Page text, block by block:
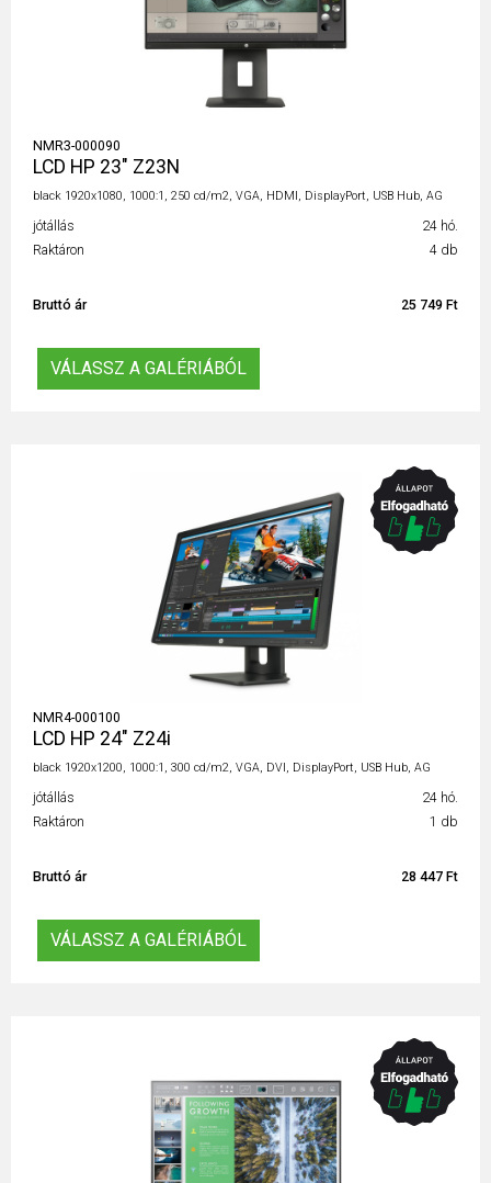
NMR3-000090
LCD HP 23" Z23N
black 1920x1080, 1000:1, 250 cd/m2, VGA, HDMI, DisplayPort, USB Hub, AG
jótállás
24 hó.
Raktáron
4 db
Bruttó ár 25 749 Ft
VÁLASSZ A GALÉRIÁBÓL
NMR4-000100
LCD HP 24" Z24i
black 1920x1200, 1000:1, 300 cd/m2, VGA, DVI, DisplayPort, USB Hub, AG
jótállás
24 hó.
Raktáron
1 db
Bruttó ár 28 447 Ft
VÁLASSZ A GALÉRIÁBÓL